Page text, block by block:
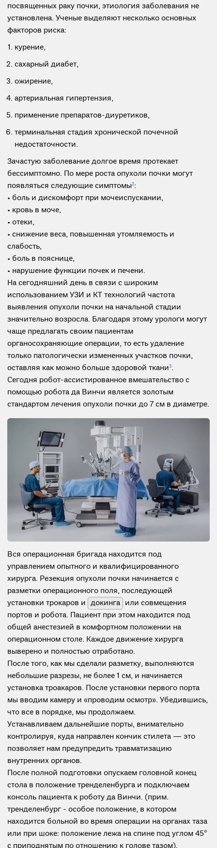
посвященных раку почки, этиология заболевания не
установлена. Ученые вы­­деляют несколько основных
факторов риска:
курение,
сахарный диабет,
ожирение,
артериальная гипертензия,
применение препаратов-диуретиков,
терминальная стадия хронической почечной
недостаточности.
Зачастую заболевание долгое время протекает
бессимптомно. По мере роста опухоли почки могут
появляться следующие симптомы2:
• боль и дискомфорт при мочеиспускании,
• кровь в моче,
• отеки,
• снижение веса, повышенная утомляемость и
слабость,
• боль в пояснице,
• нарушение функции почек и печени.
На сегодняшний день в связи с широким
использованием УЗИ и КТ технологий частота
выявления опухоли почки на начальной стадии
значительно возросла. Благодаря этому урологи могут
чаще предлагать своим пациентам
органосохраняющие операции, то есть удаление
только патологически измененных участков почки,
оставляя как можно больше здоровой ткани3.
Сегодня робот-ассистированное вмешательство с
помощью робота да Винчи является золотым
стандартом лечения опухоли почки до 7 см в диаметре.
Вся операционная бригада находится под
управлением опытного и квалифицированного
хирурга. Резекция опухоли почки начинается с
разметки операционного поля, последующей
установки трокаров и докинга или совмещения
портов и робота. Пациент при этом находится под
общей анестезией в комфортном положении на
операционном столе. Каждое движение хирурга
выверено и полностью отработано.
После того, как мы сделали разметку, выполняются
небольшие разрезы, не более 1 см, и начинается
установка троакаров. После установки первого порта
мы вводим камеру и «проводим осмотр». Убедившись,
что все в порядке, мы продолжаем.
Устанавливаем дальнейшие порты, внимательно
контролируя, куда направлен кончик стилета — это
позволяет нам предупредить травматизацию
внутренних органов.
После полной подготовки опускаем головной конец
стола в положение тренделенбурга и подключаем
консоль пациента к роботу да Винчи. (прим.
тренделенбург - особое положение, в котором
находится больной во время операции на органах таза
или при шоке: положение лежа на спине под углом 45°
с приподнятым по отношению к голове тазом).